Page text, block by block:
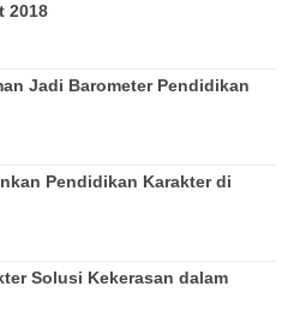
2018
Jadi Barometer Pendidikan
Pendidikan Karakter di
Solusi Kekerasan dalam